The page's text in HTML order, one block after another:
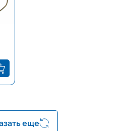
еще